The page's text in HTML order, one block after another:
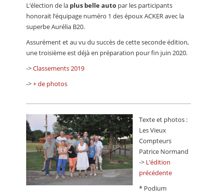
L’élection de la plus belle auto par les participants
honorait l’équipage numéro 1 des époux ACKER avec la
superbe Aurélia B20.
Assurément et au vu du succès de cette seconde édition,
une troisième est déjà en préparation pour fin juin 2020.
->Classements 2019
->+ de photos
Texte et photos :
Les Vieux
Compteurs
Patrice Normand
-> L’édition
précédente
* Podium